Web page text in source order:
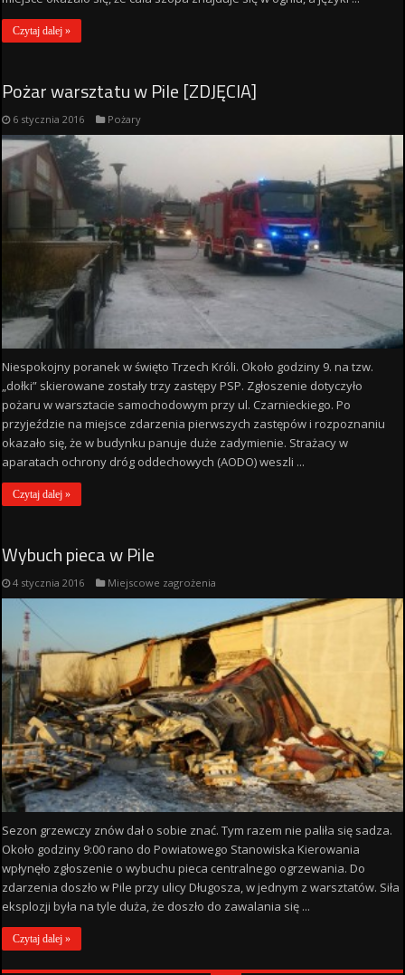
Czytaj dalej »
Pożar warsztatu w Pile [ZDJĘCIA]
6 stycznia 2016 Pożary
Niespokojny poranek w święto Trzech Króli. Około godziny 9. na tzw.
„dołki” skierowane zostały trzy zastępy PSP. Zgłoszenie dotyczyło
pożaru w warsztacie samochodowym przy ul. Czarnieckiego. Po
przyjeździe na miejsce zdarzenia pierwszych zastępów i rozpoznaniu
okazało się, że w budynku panuje duże zadymienie. Strażacy w
aparatach ochrony dróg oddechowych (AODO) weszli ...
Czytaj dalej »
Wybuch pieca w Pile
4 stycznia 2016 Miejscowe zagrożenia
Sezon grzewczy znów dał o sobie znać. Tym razem nie paliła się sadza.
Około godziny 9:00 rano do Powiatowego Stanowiska Kierowania
wpłynęło zgłoszenie o wybuchu pieca centralnego ogrzewania. Do
zdarzenia doszło w Pile przy ulicy Długosza, w jednym z warsztatów. Siła
eksplozji była na tyle duża, że doszło do zawalania się ...
Czytaj dalej »